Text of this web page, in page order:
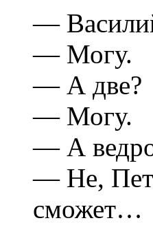
—
— Могу.
— А две?
— Могу.
— А
— Не,
сможет…